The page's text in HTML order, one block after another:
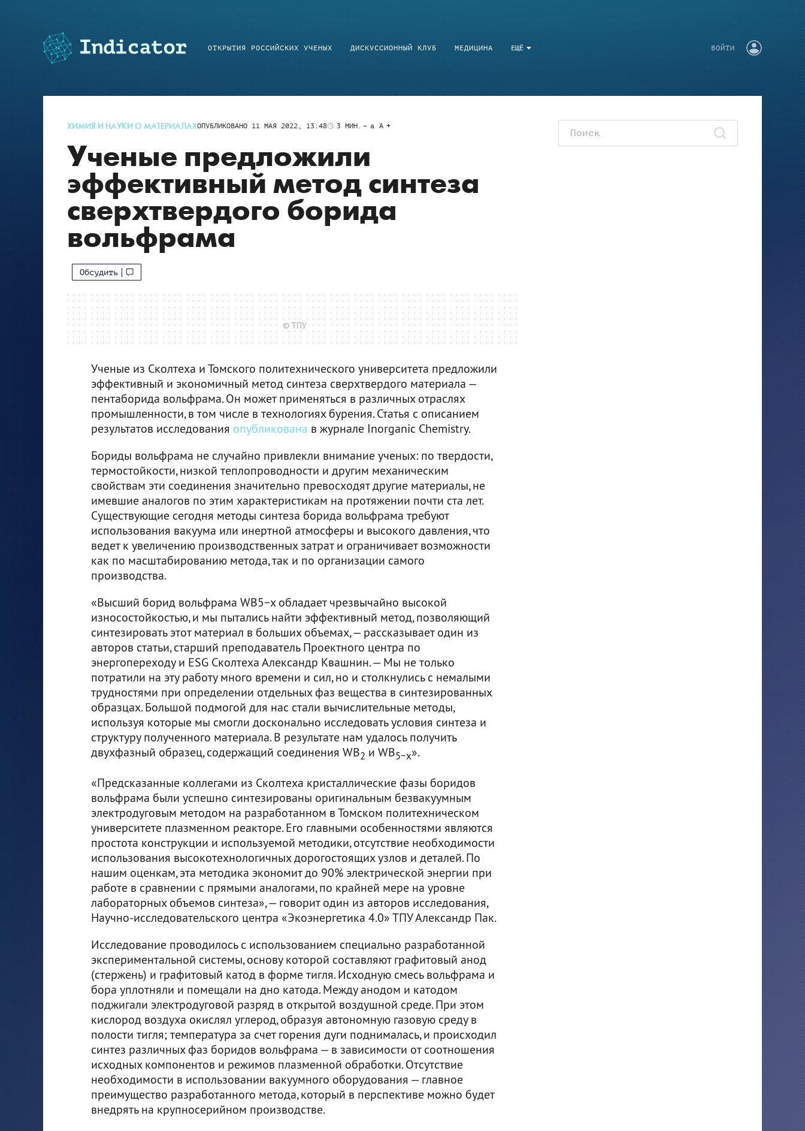
ЕЩЁ
ОТКРЫТИЯ РОССИЙСКИХ УЧЕНЫХ ДИСКУССИОННЫЙ КЛУБ МЕДИЦИНА ВОЙТИ
ХИМИЯ И НАУКИ О МАТЕРИАЛАХОПУБЛИКОВАНО 11 МАЯ 2022, 13:48 3 МИН. a A
Ученые предложили
эффективный метод синтеза
сверхтвердого борида
вольфрама
Обсудить
© ТПУ
Ученые из Сколтеха и Томского политехнического университета предложили
эффективный и экономичный метод синтеза сверхтвердого материала —
пентаборида вольфрама. Он может применяться в различных отраслях
промышленности, в том числе в технологиях бурения. Статья с описанием
результатов исследования опубликована в журнале Inorganic Chemistry.
Бориды вольфрама не случайно привлекли внимание ученых: по твердости,
термостойкости, низкой теплопроводности и другим механическим
свойствам эти соединения значительно превосходят другие материалы, не
имевшие аналогов по этим характеристикам на протяжении почти ста лет.
Существующие сегодня методы синтеза борида вольфрама требуют
использования вакуума или инертной атмосферы и высокого давления, что
ведет к увеличению производственных затрат и ограничивает возможности
как по масштабированию метода, так и по организации самого
производства.
«Высший борид вольфрама WB5−x обладает чрезвычайно высокой
износостойкостью, и мы пытались найти эффективный метод, позволяющий
синтезировать этот материал в больших объемах, — рассказывает один из
авторов статьи, старший преподаватель Проектного центра по
энергопереходу и ESG Сколтеха Александр Квашнин. — Мы не только
потратили на эту работу много времени и сил, но и столкнулись с немалыми
трудностями при определении отдельных фаз вещества в синтезированных
образцах. Большой подмогой для нас стали вычислительные методы,
используя которые мы смогли досконально исследовать условия синтеза и
структуру полученного материала. В результате нам удалось получить
двухфазный образец, содержащий соединения WB2 и WB5−x».
«Предсказанные коллегами из Сколтеха кристаллические фазы боридов
вольфрама были успешно синтезированы оригинальным безвакуумным
электродуговым методом на разработанном в Томском политехническом
университете плазменном реакторе. Его главными особенностями являются
простота конструкции и используемой методики, отсутствие необходимости
использования высокотехнологичных дорогостоящих узлов и деталей. По
нашим оценкам, эта методика экономит до 90% электрической энергии при
работе в сравнении с прямыми аналогами, по крайней мере на уровне
лабораторных объемов синтеза», — говорит один из авторов исследования,
Научно-исследовательского центра «Экоэнергетика 4.0» ТПУ Александр Пак.
Исследование проводилось с использованием специально разработанной
экспериментальной системы, основу которой составляют графитовый анод
(стержень) и графитовый катод в форме тигля. Исходную смесь вольфрама и
бора уплотняли и помещали на дно катода. Между анодом и катодом
поджигали электродуговой разряд в открытой воздушной среде. При этом
кислород воздуха окислял углерод, образуя автономную газовую среду в
полости тигля; температура за счет горения дуги поднималась, и происходил
синтез различных фаз боридов вольфрама — в зависимости от соотношения
исходных компонентов и режимов плазменной обработки. Отсутствие
необходимости в использовании вакуумного оборудования — главное
преимущество разработанного метода, который в перспективе можно будет
внедрять на крупносерийном производстве.